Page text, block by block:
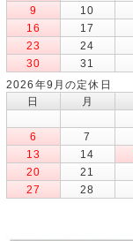
9
10
16
17
23
24
30
31
2026年9月の定休日
日
月
6
7
13
14
20
21
27
28